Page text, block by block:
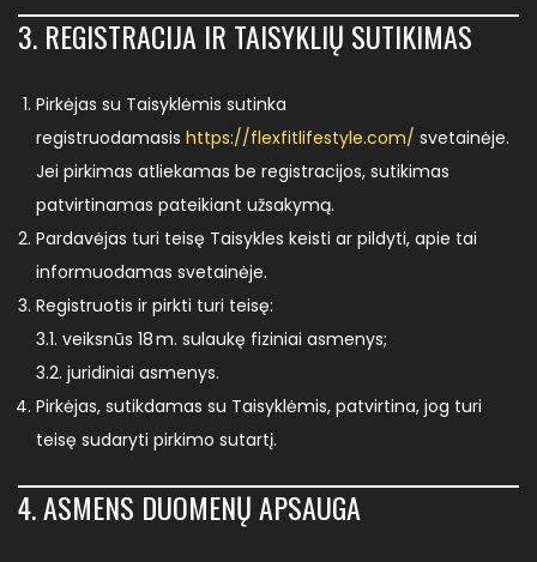
3. REGISTRACIJA IR TAISYKLIŲ SUTIKIMAS
Pirkėjas su Taisyklėmis sutinka
registruodamasis https://flexfitlifestyle.com/ svetainėje.
Jei pirkimas atliekamas be registracijos, sutikimas
patvirtinamas pateikiant užsakymą.
Pardavėjas turi teisę Taisykles keisti ar pildyti, apie tai
informuodamas svetainėje.
Registruotis ir pirkti turi teisę:
3.1. veiksnūs 18 m. sulaukę fiziniai asmenys;
3.2. juridiniai asmenys.
Pirkėjas, sutikdamas su Taisyklėmis, patvirtina, jog turi
teisę sudaryti pirkimo sutartį.
4. ASMENS DUOMENŲ APSAUGA